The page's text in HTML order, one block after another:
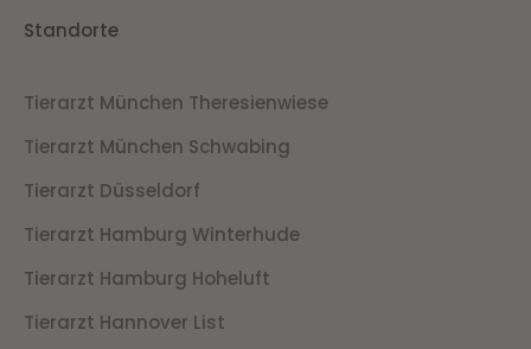
Standorte
Tierarzt München Theresienwiese
Tierarzt München Schwabing
Tierarzt Düsseldorf
Tierarzt Hamburg Winterhude
Tierarzt Hamburg Hoheluft
Tierarzt Hannover List